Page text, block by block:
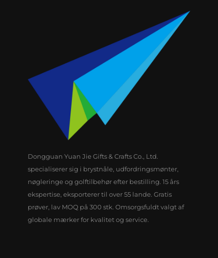
Dongguan Yuan Jie Gifts & Crafts Co., Ltd.
specialiserer sig i brystnåle, udfordringsmønter,
nøgleringe og golftilbehør efter bestilling. 15 års
ekspertise, eksporterer til over 55 lande. Gratis
prøver, lav MOQ på 300 stk. Omsorgsfuldt valgt af
globale mærker for kvalitet og service.